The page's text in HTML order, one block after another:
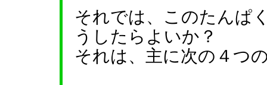
それでは、このたんぱ
うしたらよいか？
それは、主に次の４つ